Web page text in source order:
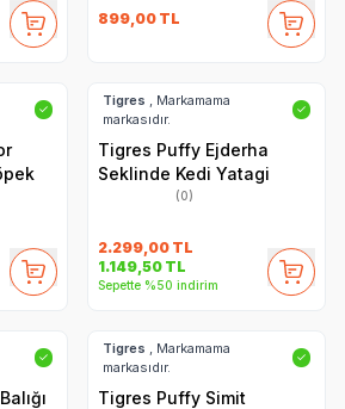
899,00 TL
✓
Tigres
, Markamama
markasıdır.
✓
Tigres Puffy Ejderha
Seklinde Kedi Yatagi
(0)
2.299,00 TL
1.149,50 TL
Sepette %50 indirim
✓
Tigres
, Markamama
markasıdır.
✓
Tigres Puffy Simit